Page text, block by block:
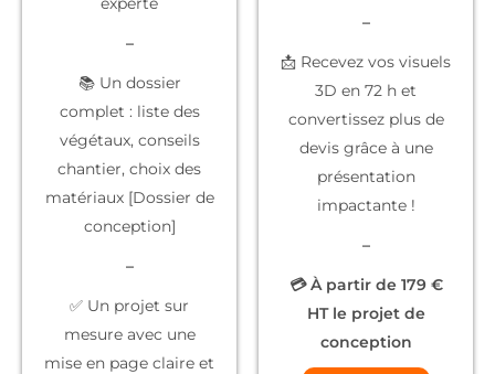
–
📚 Un dossier
complet : liste des
végétaux, conseils
chantier, choix des
matériaux [Dossier de
conception]
–
✅ Un projet sur
mesureavec une
mise en page claire et
–
📩 Recevez vos visuels
3D en 72 h et
convertissez plus de
devis grâce à une
présentation
impactante !
–
💳 À partir de 179 €
HT le projet de
conception